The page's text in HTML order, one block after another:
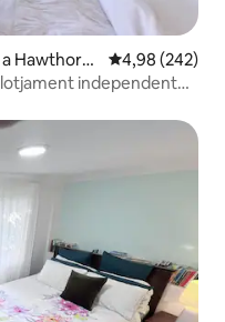
Hawthorn
4,98 de
4,98 (242)
independent